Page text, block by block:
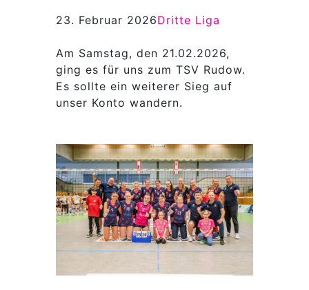
23. Februar 2026Dritte Liga
Am Samstag, den 21.02.2026,
ging es für uns zum TSV Rudow.
Es sollte ein weiterer Sieg auf
unser Konto wandern.